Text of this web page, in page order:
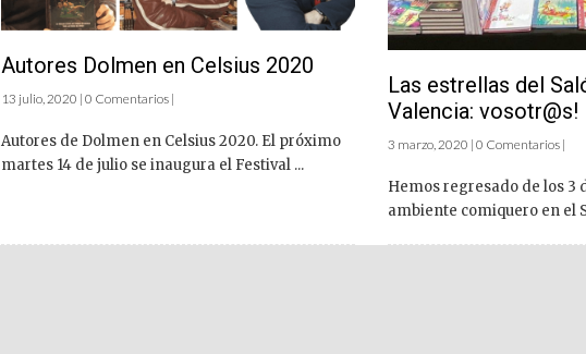
Autores Dolmen en Celsius 2020
13 julio, 2020 | 0 Comentarios |
Autores de Dolmen en Celsius 2020. El próximo
martes 14 de julio se inaugura el Festival ...
Las estrellas del
Valencia: vosotr@s!
3 marzo, 2020 | 0 Comentarios |
Hemos regresado de los 3
ambiente comiquero en el